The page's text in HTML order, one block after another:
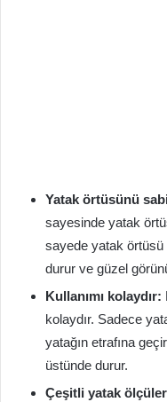
Yatak örtüsünü
sayesinde yatak
sayede yatak
durur ve güzel
Kullanımı kolaydır:
kolaydır. Sadece
yatağın etrafına
üstünde durur.
Çeşitli yatak